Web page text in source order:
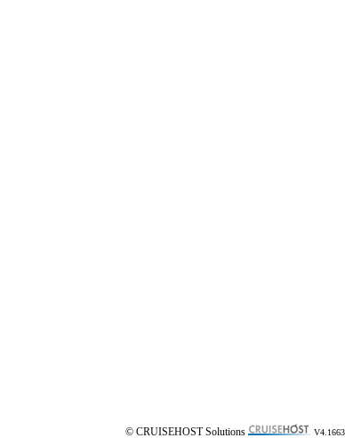
© CRUISEHOST Solutions V4.1663